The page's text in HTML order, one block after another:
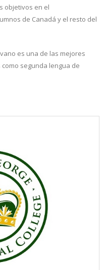
objetivos en el
de Canadá y el resto del
es una de las mejores
segunda lengua de